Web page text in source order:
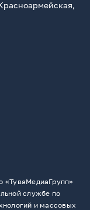
«ТуваМедиаГрупп»
службе по
и массовых